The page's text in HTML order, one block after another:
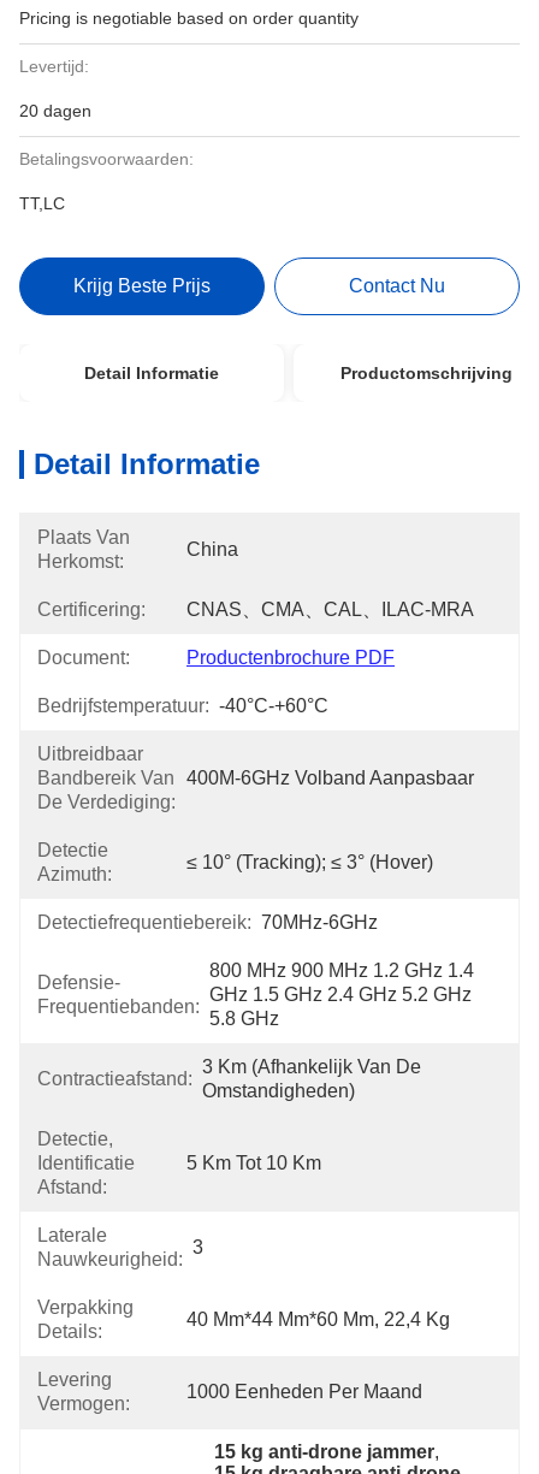
Pricing is negotiable based on order quantity
Levertijd:
20 dagen
Betalingsvoorwaarden:
TT,LC
Krijg Beste Prijs Contact Nu
Detail Informatie Productomschrijving
Detail Informatie
Plaats Van
Herkomst:
China
Certificering: CNAS、CMA、CAL、ILAC-MRA
Document: Productenbrochure PDF
Bedrijfstemperatuur: -40°C-+60°C
Uitbreidbaar
Bandbereik Van
De Verdediging:
400M-6GHz Volband Aanpasbaar
Detectie
Azimuth:
≤ 10° (tracking); ≤ 3° (hover)
Detectiefrequentiebereik: 70MHz-6GHz
Defensie-
Frequentiebanden:
800 MHz 900 MHz 1.2 GHz 1.4
GHz 1.5 GHz 2.4 GHz 5.2 GHz
5.8 GHz
Contractieafstand:
3 Km (afhankelijk Van De
Omstandigheden)
Detectie,
Identificatie
Afstand:
5 Km Tot 10 Km
Laterale
Nauwkeurigheid:
3
Verpakking
Details:
40 Mm*44 Mm*60 Mm, 22,4 Kg
Levering
Vermogen:
1000 Eenheden Per Maand
15 kg anti-drone jammer,